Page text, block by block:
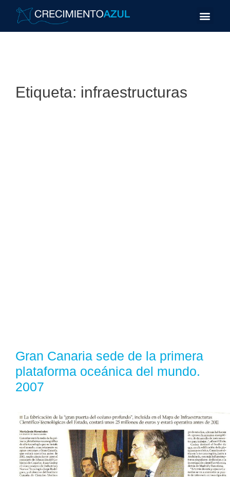
Etiqueta: infraestructuras
Gran Canaria sede de la primera
plataforma oceánica del mundo.
2007